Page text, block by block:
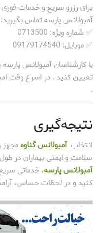
برای رزرو سریع و خدمات فوری
آمبولانس پارسه تماس بگیرید:
✅ شماره ویژه: 0713500
✅ موبایل: 09179174540
با کارشناسان آمبولانس
تعیین کنید . در اسرع وقت
.
نتیجه‌گیری
انتخابآمبولانس گناوهمجهز
سلامت و ایمنی بیماران در
آمبولانس پارسه، خدماتی
کنید و در لحظات حساس،